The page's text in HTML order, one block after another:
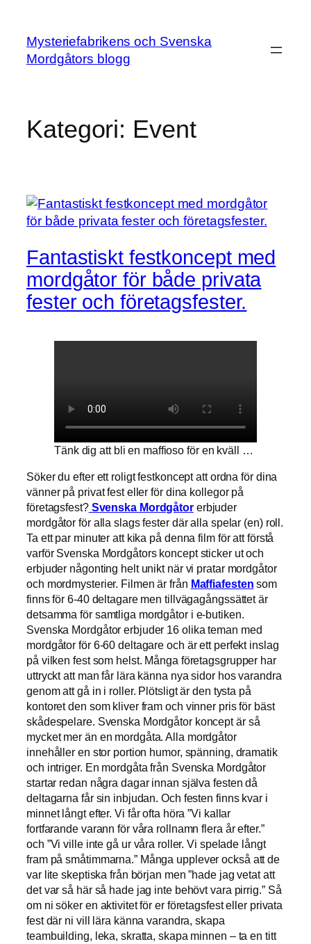
innehåll
Mysteriefabrikens och Svenska
Mordgåtors blogg
Kategori: Event
Fantastiskt festkoncept med
mordgåtor för både privata
fester och företagsfester.
Tänk dig att bli en maffioso för en kväll …
Söker du efter ett roligt festkoncept att ordna för dina
vänner på privat fest eller för dina kollegor på
företagsfest?Svenska Mordgåtorerbjuder
mordgåtor för alla slags fester där alla spelar (en) roll.
Ta ett par minuter att kika på denna film för att förstå
varför Svenska Mordgåtors koncept sticker ut och
erbjuder någonting helt unikt när vi pratar mordgåtor
och mordmysterier. Filmen är från Maffiafesten som
finns för 6-40 deltagare men tillvägagångssättet är
detsamma för samtliga mordgåtor i e-butiken.
Svenska Mordgåtor erbjuder 16 olika teman med
mordgåtor för 6-60 deltagare och är ett perfekt inslag
på vilken fest som helst. Många företagsgrupper har
uttryckt att man får lära känna nya sidor hos varandra
genom att gå in i roller. Plötsligt är den tysta på
kontoret den som kliver fram och vinner pris för bäst
skådespelare. Svenska Mordgåtor koncept är så
mycket mer än en mordgåta. Alla mordgåtor
innehåller en stor portion humor, spänning, dramatik
och intriger. En mordgåta från Svenska Mordgåtor
startar redan några dagar innan själva festen då
deltagarna får sin inbjudan. Och festen finns kvar i
minnet långt efter. Vi får ofta höra ”Vi kallar
fortfarande varann för våra rollnamn flera år efter.”
och ”Vi ville inte gå ur våra roller. Vi spelade långt
fram på småtimmarna.” Många upplever också att de
var lite skeptiska från början men ”hade jag vetat att
det var så här så hade jag inte behövt vara pirrig.” Så
om ni söker en aktivitet för er företagsfest eller privata
fest där ni vill lära känna varandra, skapa
teambuilding, leka, skratta, skapa minnen – ta en titt